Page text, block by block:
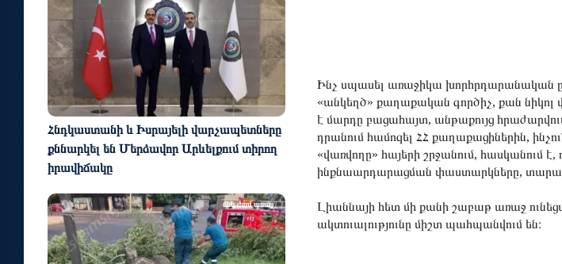
Հնդկաստանի և Իսրայելի վարչապետները
քննարկել են Մերձավոր Արևելքում տիրող
իրավիճակը
մեկ ժամ առաջ
Ինչ սպասել առաջիկա խորհրդարանական
«անկեղծ» քաղաքական գործիչ, քան
է մարդը բացահայտ, անթաքույց
դրանում համոզել ՀՀ քաղաքացիներին,
«վառվողը» հայերի շրջանում, հասկանում
ինքնաարդարացման փաստարկները,
Լիաննայի հետ մի քանի շաբաթ առաջ ունեցած
ակտուալությունը միշտ պահպանվում են։